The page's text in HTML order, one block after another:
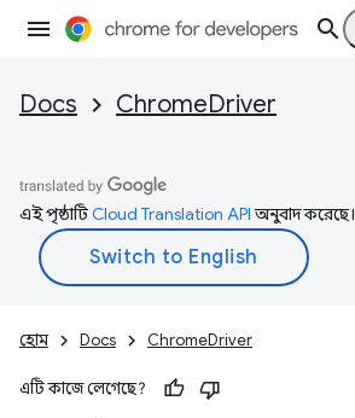
Docs ChromeDriver
এই পৃষ্ঠাটিCloud Translation APIঅনুবাদ করেছে।
হোম Docs ChromeDriver
এটি কাজে লেগেছে?